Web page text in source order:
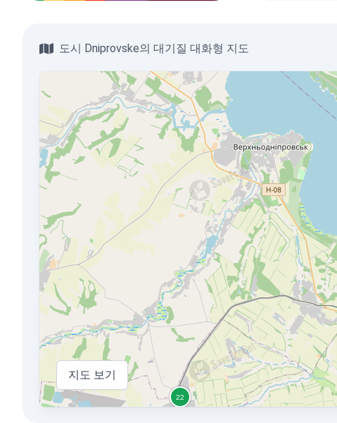
도시 Dniprovske의 대기질 대화형 지도
지도 보기